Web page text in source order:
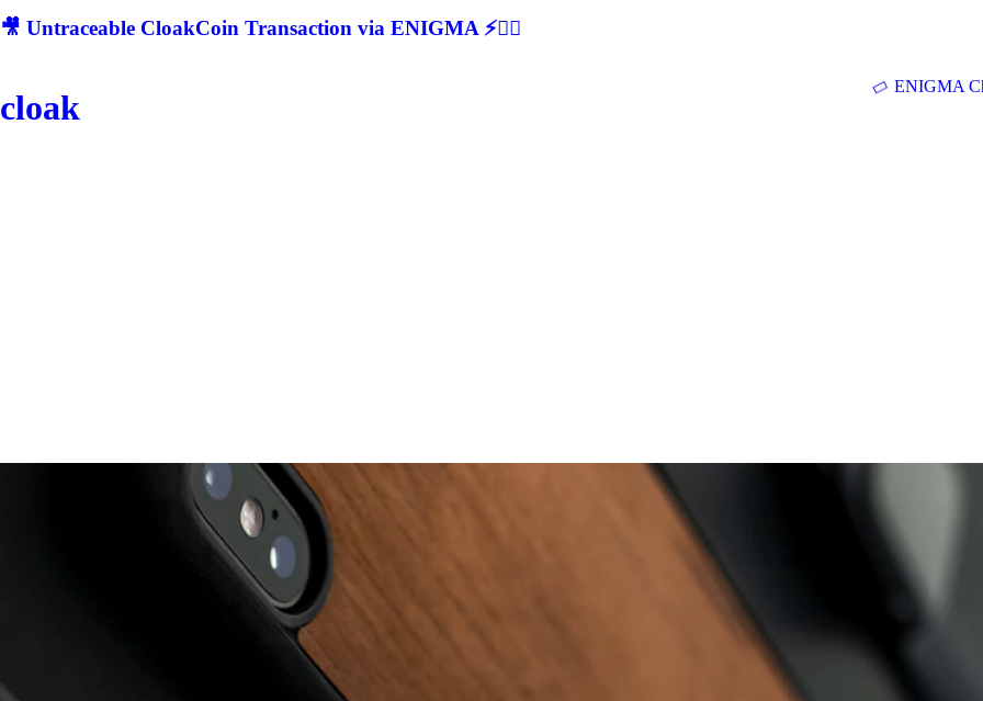
🎥 Untraceable CloakCoin Transaction via ENIGMA ⚡🕵‍♂
cloak
ENIGMA